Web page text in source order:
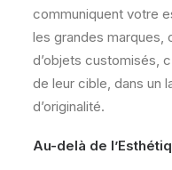
communiquent votre
les grandes marques,
d’objets customisés,
de leur cible, dans un
d’originalité.
Au-delà de